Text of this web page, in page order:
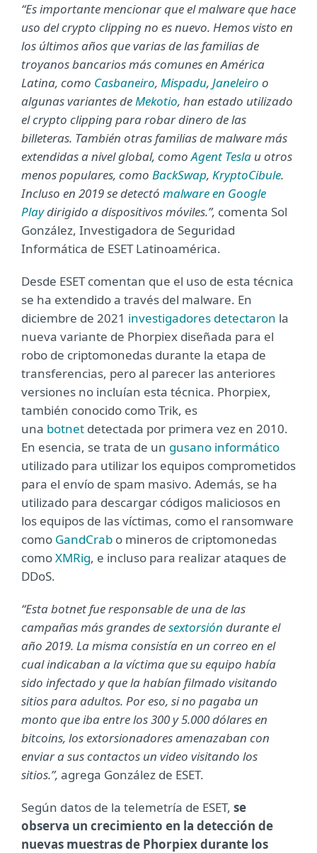
“Es importante mencionar que el malware que hace
uso del crypto clipping no es nuevo. Hemos visto en
los últimos años que varias de las familias de
troyanos bancarios más comunes en América
Latina, como Casbaneiro, Mispadu, Janeleiro o
algunas variantes deMekotio, han estado utilizado
el crypto clipping para robar dinero de las
billeteras. También otras familias de malware más
extendidas a nivel global, comoAgent Tesla u otros
menos populares, como BackSwap, KryptoCibule.
Incluso en 2019 se detectó malware en Google
Playdirigido a dispositivos móviles.”, comenta Sol
González, Investigadora de Seguridad
Informática de ESET Latinoamérica.
Desde ESET comentan que el uso de esta técnica
se ha extendido a través del malware. En
diciembre de 2021 investigadores detectaron la
nueva variante de Phorpiex diseñada para el
robo de criptomonedas durante la etapa de
transferencias, pero al parecer las anteriores
versiones no incluían esta técnica. Phorpiex,
también conocido como Trik, es
una botnet detectada por primera vez en 2010.
En esencia, se trata de un gusano informático
utilizado para utilizar los equipos comprometidos
para el envío de spam masivo. Además, se ha
utilizado para descargar códigos maliciosos en
los equipos de las víctimas, como el ransomware
como GandCrab o mineros de criptomonedas
comoXMRig, e incluso para realizar ataques de
DDoS.
“Esta botnet fue responsable de una de las
campañas más grandes desextorsión durante el
año 2019. La misma consistía en un correo en el
cual indicaban a la víctima que su equipo había
sido infectado y que la habían filmado visitando
sitios para adultos. Por eso, si no pagaba un
monto que iba entre los 300 y 5.000 dólares en
bitcoins, los extorsionadores amenazaban con
enviar a sus contactos un video visitando los
sitios.”, agrega González de ESET.
Según datos de la telemetría de ESET, se
observa un crecimiento en la detección de
nuevas muestras de Phorpiex durante los